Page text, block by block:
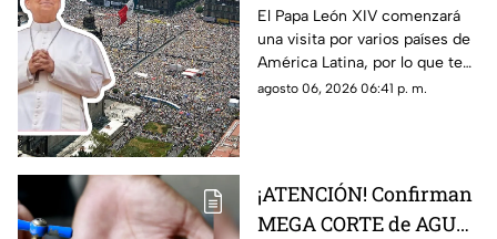
COMPLETA de los
países de América
Latina a los que llegará
El Papa León XIV comenzará
una visita por varios países de
América Latina, por lo que te
compartimos la lista de cuáles
agosto 06, 2026 06:41 p. m.
¡ATENCIÓN! Confirman
MEGA CORTE de AGUA